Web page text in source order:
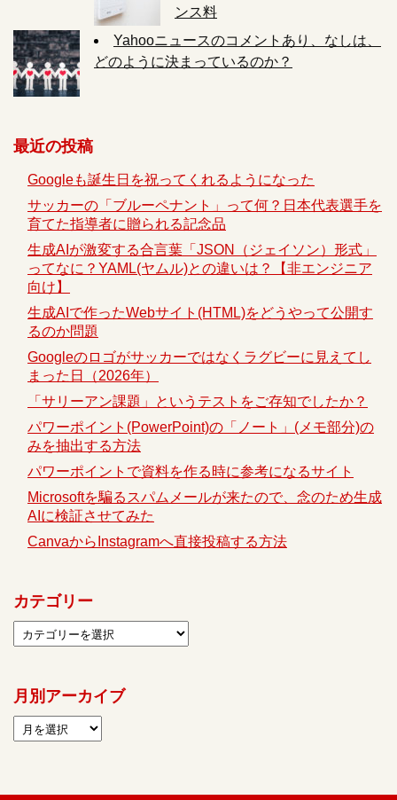
ンス料
Yahooニュースのコメントあり、なしは、
どのように決まっているのか？
最近の投稿
Googleも誕生日を祝ってくれるようになった
サッカーの「ブルーペナント」って何？日本代表選手を
育てた指導者に贈られる記念品
生成AIが激変する合言葉「JSON（ジェイソン）形式」
ってなに？YAML(ヤムル)との違いは？【非エンジニア
向け】
生成AIで作ったWebサイト(HTML)をどうやって公開す
るのか問題
Googleのロゴがサッカーではなくラグビーに見えてし
まった日（2026年）
「サリーアン課題」というテストをご存知でしたか？
パワーポイント(PowerPoint)の「ノート」(メモ部分)の
みを抽出する方法
パワーポイントで資料を作る時に参考になるサイト
Microsoftを騙るスパムメールが来たので、念のため生成
AIに検証させてみた
CanvaからInstagramへ直接投稿する方法
カテゴリー
月別アーカイブ